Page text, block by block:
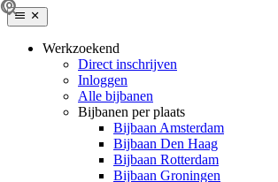
Werkzoekend
Direct inschrijven
Inloggen
Alle bijbanen
Bijbanen per plaats
Bijbaan Amsterdam
Bijbaan Den Haag
Bijbaan Rotterdam
Bijbaan Groningen